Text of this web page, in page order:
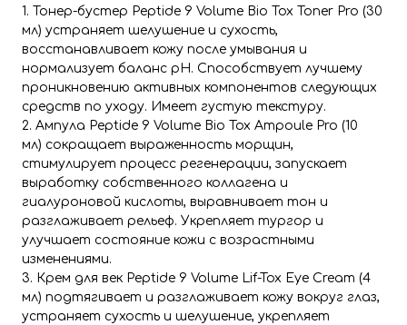
1. Тонер-бустер Peptide 9 Volume Bio Tox Toner Pro (30
мл) устраняет шелушение и сухость,
восстанавливает кожу после умывания и
нормализует баланс pH. Способствует лучшему
проникновению активных компонентов следующих
средств по уходу. Имеет густую текстуру.
2. Ампула Peptide 9 Volume Bio Tox Ampoule Pro (10
мл) сокращает выраженность морщин,
стимулирует процесс регенерации, запускает
выработку собственного коллагена и
гиалуроновой кислоты, выравнивает тон и
разглаживает рельеф. Укрепляет тургор и
улучшает состояние кожи с возрастными
изменениями.
3. Крем для век Peptide 9 Volume Lif-Tox Eye Cream (4
мл) подтягивает и разглаживает кожу вокруг глаз,
устраняет сухость и шелушение, укрепляет